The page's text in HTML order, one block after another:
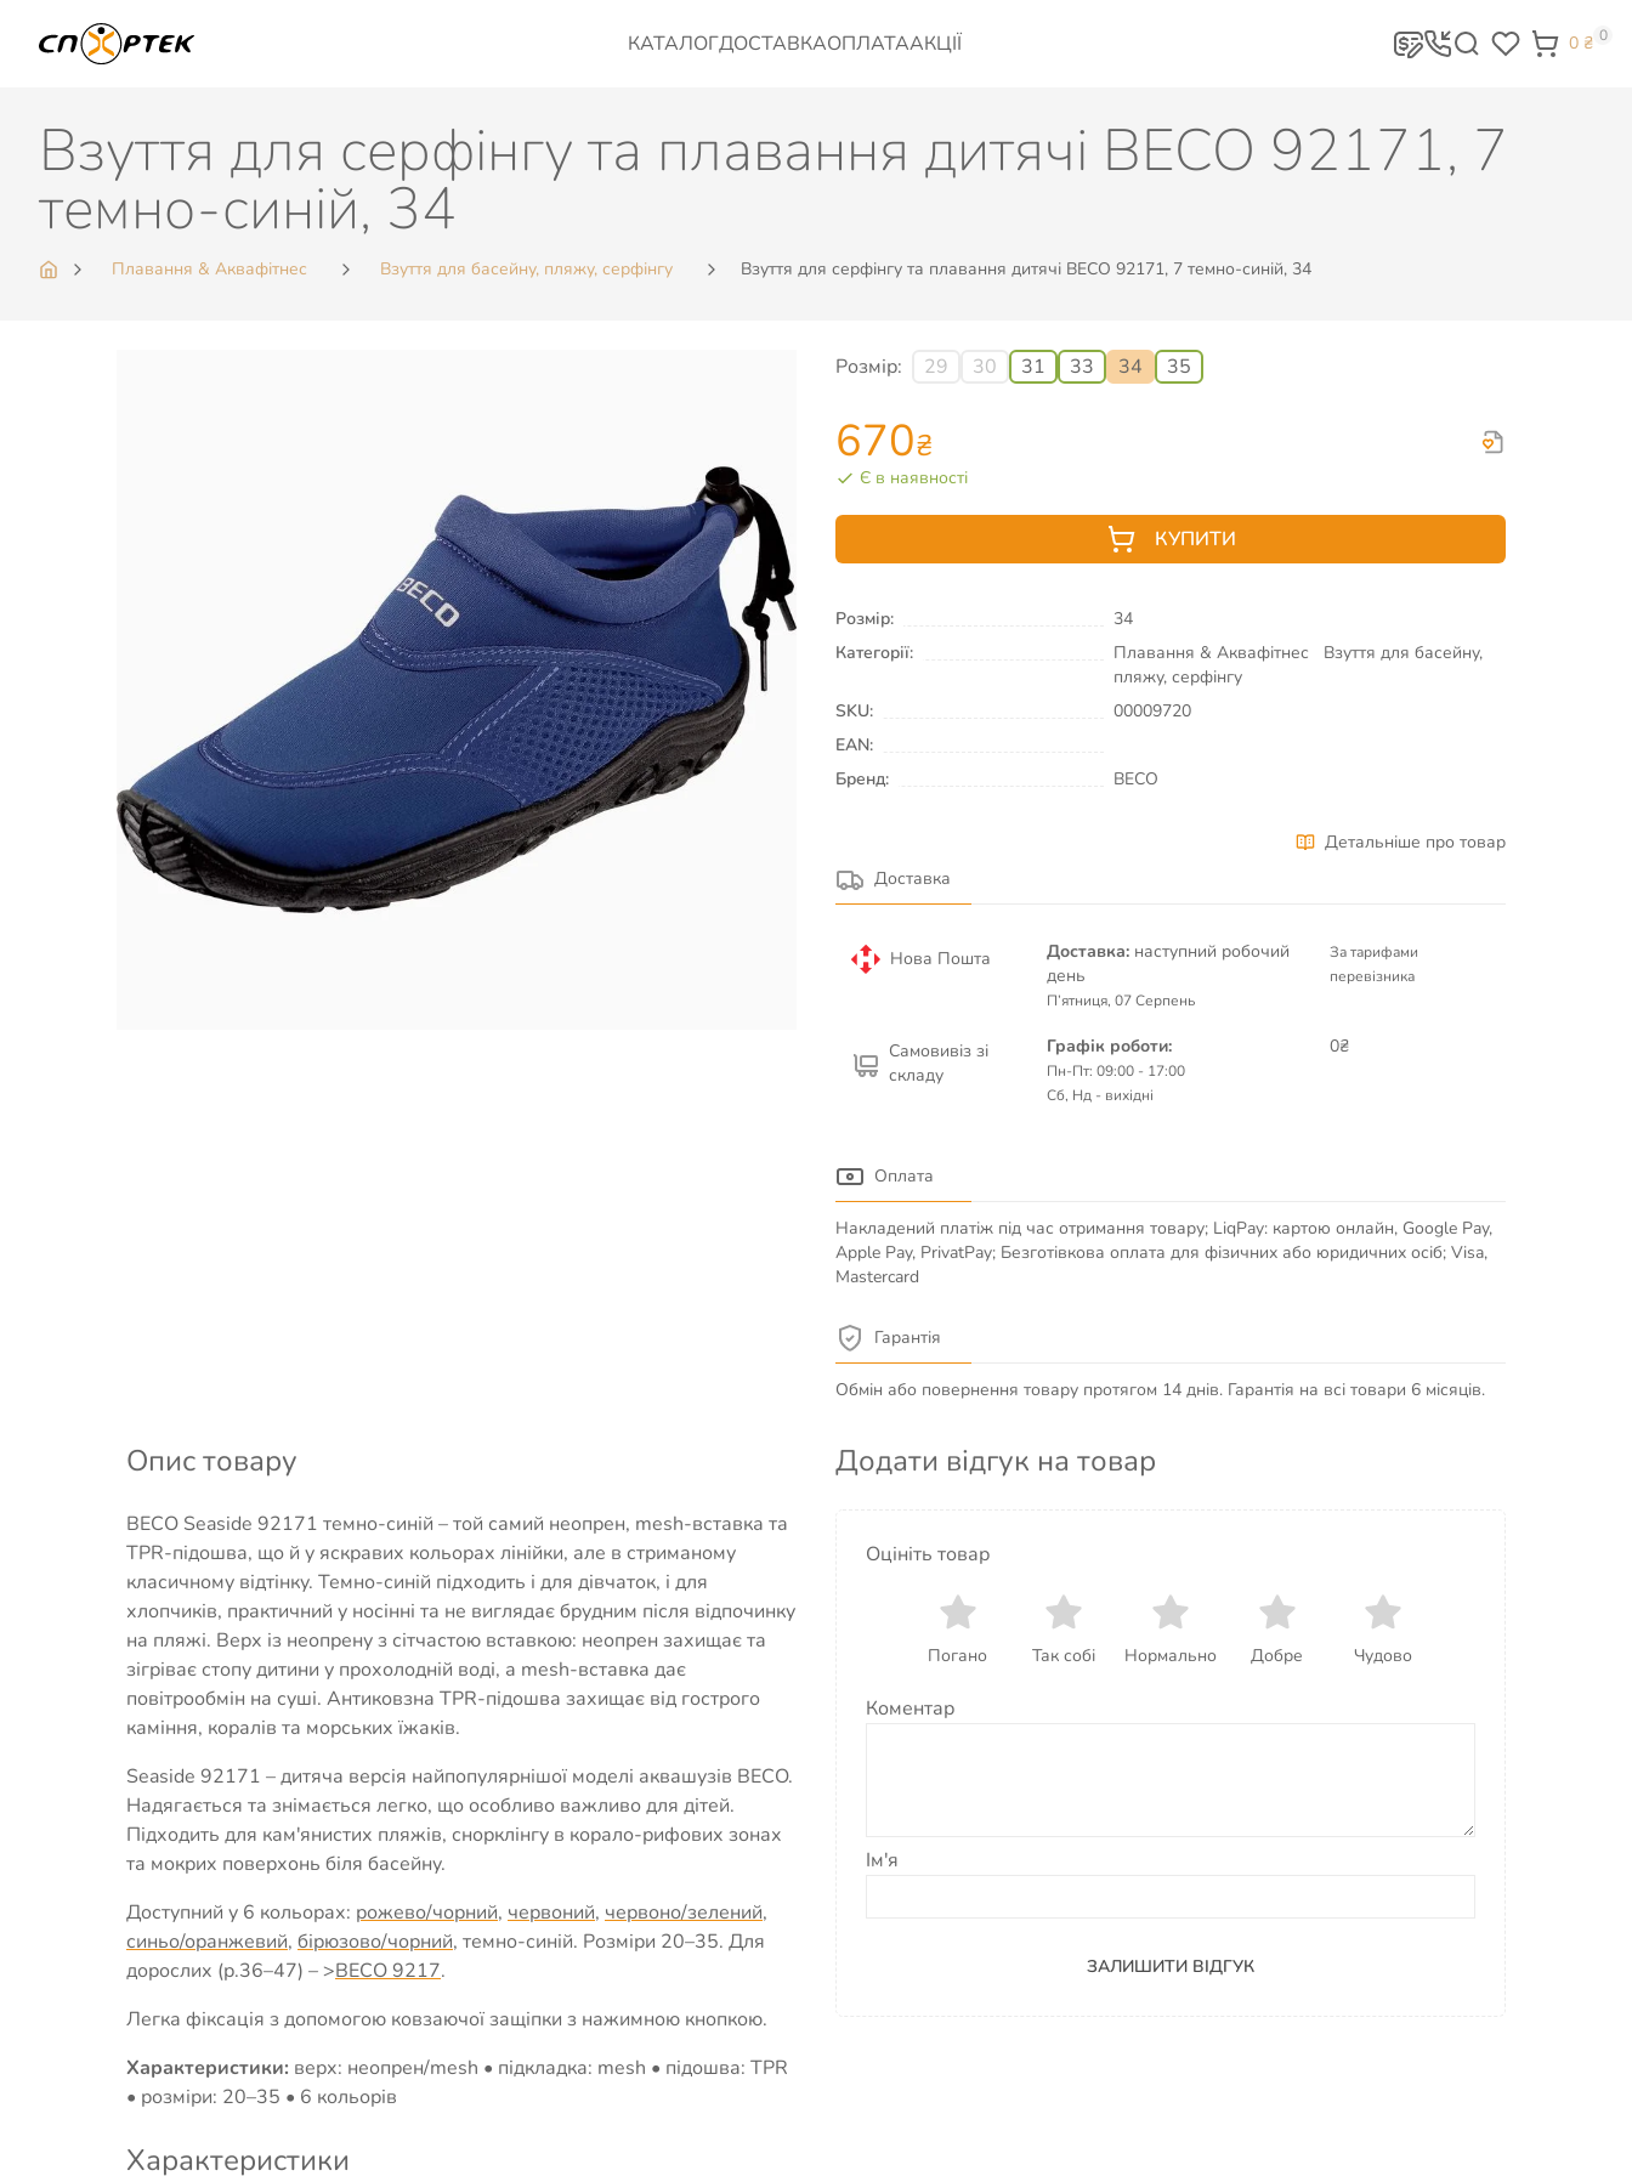
КАТАЛОГДОСТАВКАОПЛАТААКЦІЇ 0 ₴ 0
Взуття для серфінгу та плавання дитячі BECO 92171, 7
темно-синій, 34
Плавання & Аквафітнес Взуття для басейну, пляжу, серфінгу Взуття для серфінгу та плавання дитячі BECO 92171, 7 темно-синій, 34
Розмір: 29 30 31 33 34 35
670₴
Є в наявності
КУПИТИ
Розмір:
34
Категорії:
Плавання & Аквафітнес
Взуття для басейну,
пляжу, серфінгу
SKU:
00009720
EAN:
Бренд:
BECO
Детальніше про товар
Доставка
Нова Пошта Доставка: наступний робочий
день
П’ятниця, 07 Серпень
За тарифами
перевізника
Самовивіз зі
складу
Графік роботи:
Пн-Пт: 09:00 - 17:00
Сб, Нд - вихідні
0₴
Оплата
Накладений платіж під час отримання товару; LiqPay: картою онлайн, Google Pay,
Apple Pay, PrivatPay; Безготівкова оплата для фізичних або юридичних осіб; Visa,
Mastercard
Гарантія
Обмін або повернення товару протягом 14 днів. Гарантія на всі товари 6 місяців.
Опис товару
BECO Seaside 92171 темно-синій – той самий неопрен, mesh-вставка та
TPR-підошва, що й у яскравих кольорах лінійки, але в стриманому
класичному відтінку. Темно-синій підходить і для дівчаток, і для
хлопчиків, практичний у носінні та не виглядає брудним після відпочинку
на пляжі. Верх із неопрену з сітчастою вставкою: неопрен захищає та
зігріває стопу дитини у прохолодній воді, а mesh-вставка дає
повітрообмін на суші. Антиковзна TPR-підошва захищає від гострого
каміння, коралів та морських їжаків.
Seaside 92171 – дитяча версія найпопулярнішої моделі аквашузів BECO.
Надягається та знімається легко, що особливо важливо для дітей.
Підходить для кам'янистих пляжів, снорклінгу в корало-рифових зонах
та мокрих поверхонь біля басейну.
Доступний у 6 кольорах: рожево/чорний, червоний, червоно/зелений,
синьо/оранжевий, бірюзово/чорний, темно-синій. Розміри 20–35. Для
дорослих (р.36–47) – >BECO 9217.
Легка фіксація з допомогою ковзаючої защіпки з нажимною кнопкою.
Характеристики: верх: неопрен/mesh • підкладка: mesh • підошва: TPR
• розміри: 20–35 • 6 кольорів
Характеристики
Додати відгук на товар
Оцініть товар
Погано Так собі Нормально Добре Чудово
Коментар
Ім'я
ЗАЛИШИТИ ВІДГУК